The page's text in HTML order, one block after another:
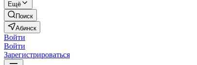
Ещё
Поиск
Абинск
Войти
Войти
Зарегистрироваться